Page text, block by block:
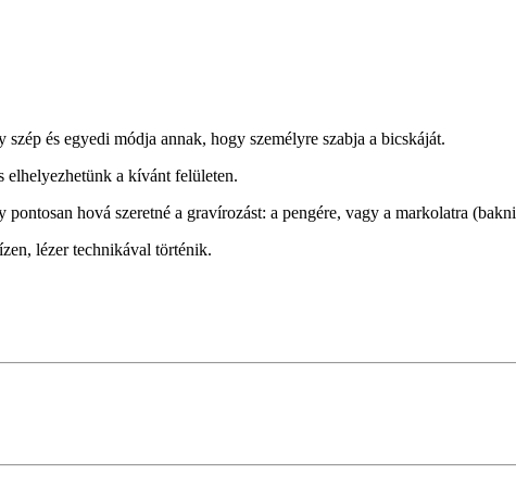
és egyedi módja annak, hogy személyre szabja a bicskáját.
elhelyezhetünk a kívánt felületen.
hová szeretné a gravírozást: a pengére, vagy a markolatra
lézer technikával történik.